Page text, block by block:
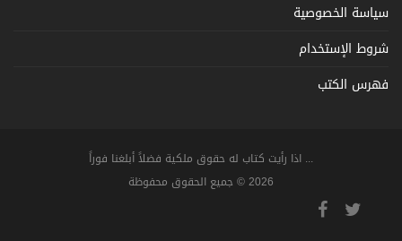
سياسة الخصوصية
شروط الإستخدام
فهرس الكتب
... اذا رأيت كتاب له حقوق ملكية فضلاً أبلغنا فوراً
2026 © جميع الحقوق محفوظة